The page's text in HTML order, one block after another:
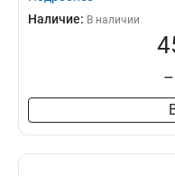
Наличие: В наличии
–